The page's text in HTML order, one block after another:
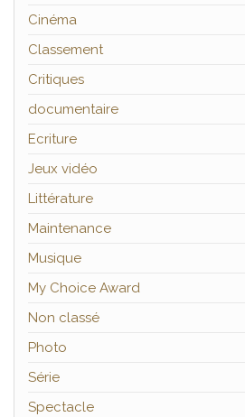
Cinéma
Classement
Critiques
documentaire
Ecriture
Jeux vidéo
Littérature
Maintenance
Musique
My Choice Award
Non classé
Photo
Série
Spectacle